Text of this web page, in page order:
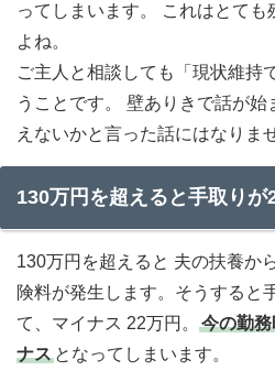
ってしまいます。 これはとて
よね。
ご主人と相談しても「現状維持
うことです。 壁ありきで話が
えないかと言った話にはなりま
130万円を超えると手取りが
130万円を超えると 夫の扶養か
険料が発生します。そうすると
て、マイナス 22万円。
今の勤
ナス となってしまいます。